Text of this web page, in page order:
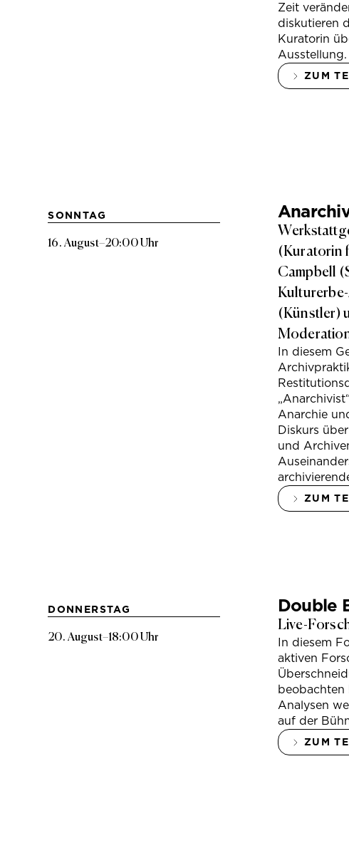
Zeit
diskutieren
Kuratorin
Ausstellung.
ZUM
SONNTAG
16. August–20:00 Uhr
(Kuratorin
Campbell
(Künstler)
In diesem
Anarchie
Diskurs
und
ZUM
DONNERSTAG
20. August–18:00 Uhr
Double
Live-
In diesem
aktiven
beobachten
Analysen
auf der
ZUM